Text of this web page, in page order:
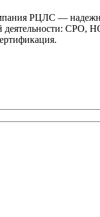
РЦЛС —
деятельности: СРО,